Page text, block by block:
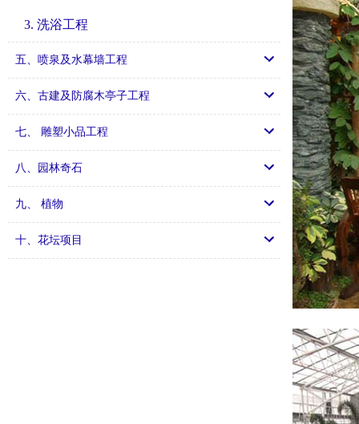
3. 洗浴工程
五、喷泉及水幕墙工程
六、古建及防腐木亭子工程
七、 雕塑小品工程
八、园林奇石
九、 植物
十、花坛项目